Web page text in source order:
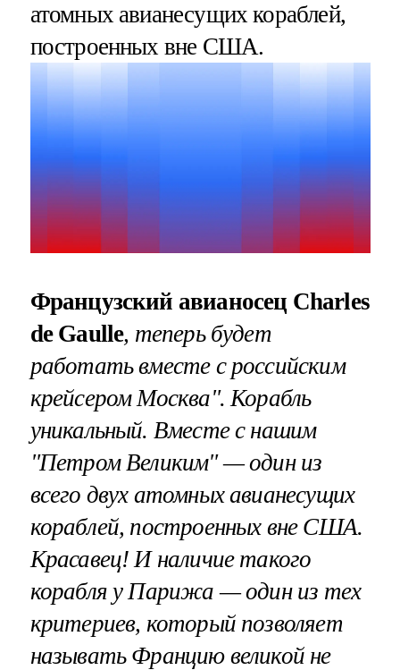
атомных авианесущих кораблей,
построенных вне США.
Французский авианосец Charles
de Gaulle, теперь будет
работать вместе с российским
крейсером Москва". Корабль
уникальный. Вместе с нашим
"Петром Великим" — один из
всего двух атомных авианесущих
кораблей, построенных вне США.
Красавец! И наличие такого
корабля у Парижа — один из тех
критериев, который позволяет
называть Францию великой не